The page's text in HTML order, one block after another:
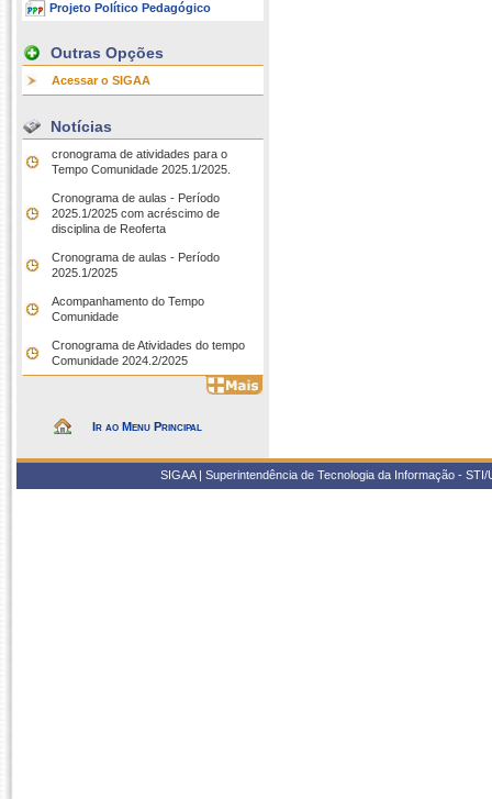
Projeto Político Pedagógico
Outras Opções
Acessar o SIGAA
Notícias
cronograma de atividades para o
Tempo Comunidade 2025.1/2025.
Cronograma de aulas - Período
2025.1/2025 com acréscimo de
disciplina de Reoferta
Cronograma de aulas - Período
2025.1/2025
Acompanhamento do Tempo
Comunidade
Cronograma de Atividades do tempo
Comunidade 2024.2/2025
Ir ao Menu Principal
SIGAA | Superintendência de Tecnologia da Informação -